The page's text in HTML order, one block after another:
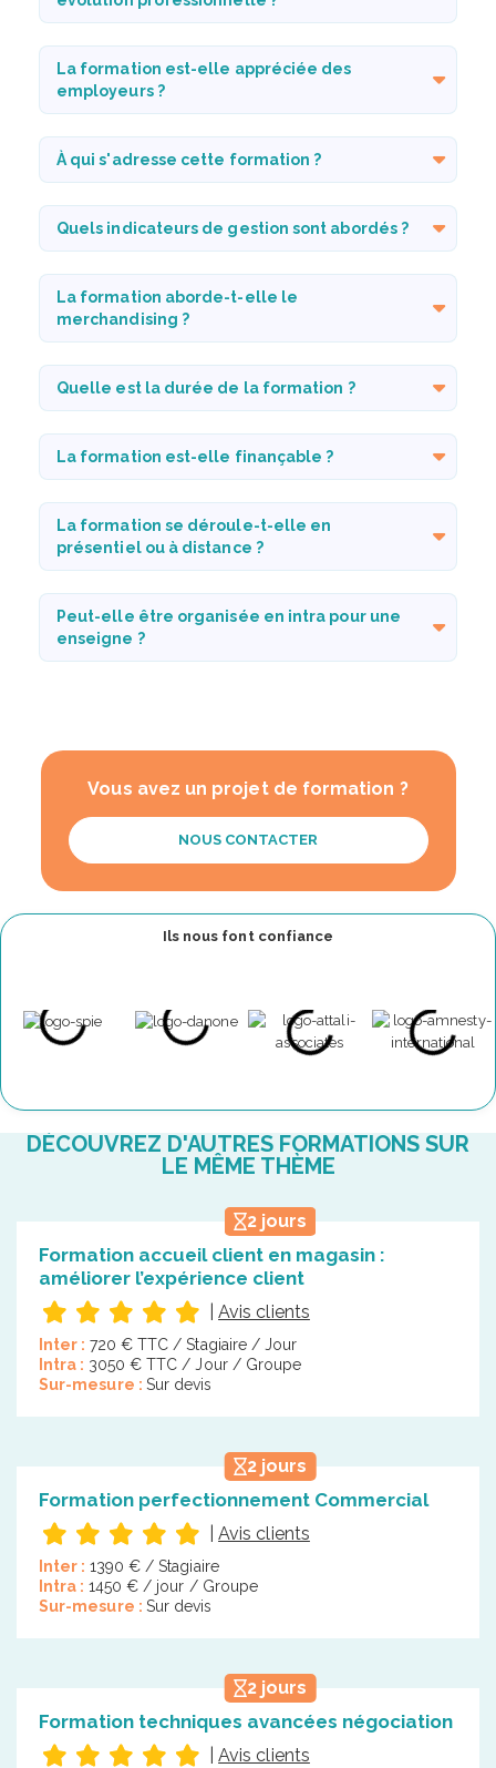
La formation est-elle appréciée des
employeurs ?
À qui s'adresse cette formation ?
Quels indicateurs de gestion sont abordés ?
La formation aborde-t-elle le
merchandising ?
Quelle est la durée de la formation ?
La formation est-elle finançable ?
La formation se déroule-t-elle en
présentiel ou à distance ?
Peut-elle être organisée en intra pour une
enseigne ?
Vous avez un projet de formation ?
NOUS CONTACTER
Ils nous font confiance
DÉCOUVREZ D'AUTRES FORMATIONS SUR
LE MÊME THÈME
2 jours
Formation accueil client en magasin :
améliorer l’expérience client
Avis clients
Inter : 720 € TTC / Stagiaire / Jour
Intra : 3050 € TTC / Jour / Groupe
Sur-mesure : Sur devis
2 jours
Formation perfectionnement Commercial
Avis clients
Inter : 1390 € / Stagiaire
Intra : 1450 € / jour / Groupe
Sur-mesure : Sur devis
2 jours
Formation techniques avancées négociation
Avis clients